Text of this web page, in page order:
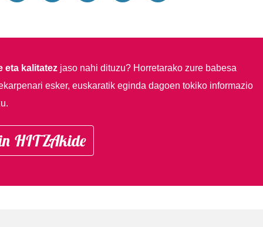
eta kalitatezjaso nahi dituzu? Horretarako zure babesa
esker, euskaratik eginda dagoen tokiko informazio
HITZAkide